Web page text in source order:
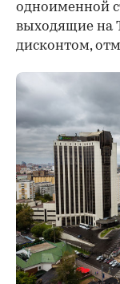
одноименной
выходящие на
дисконтом,